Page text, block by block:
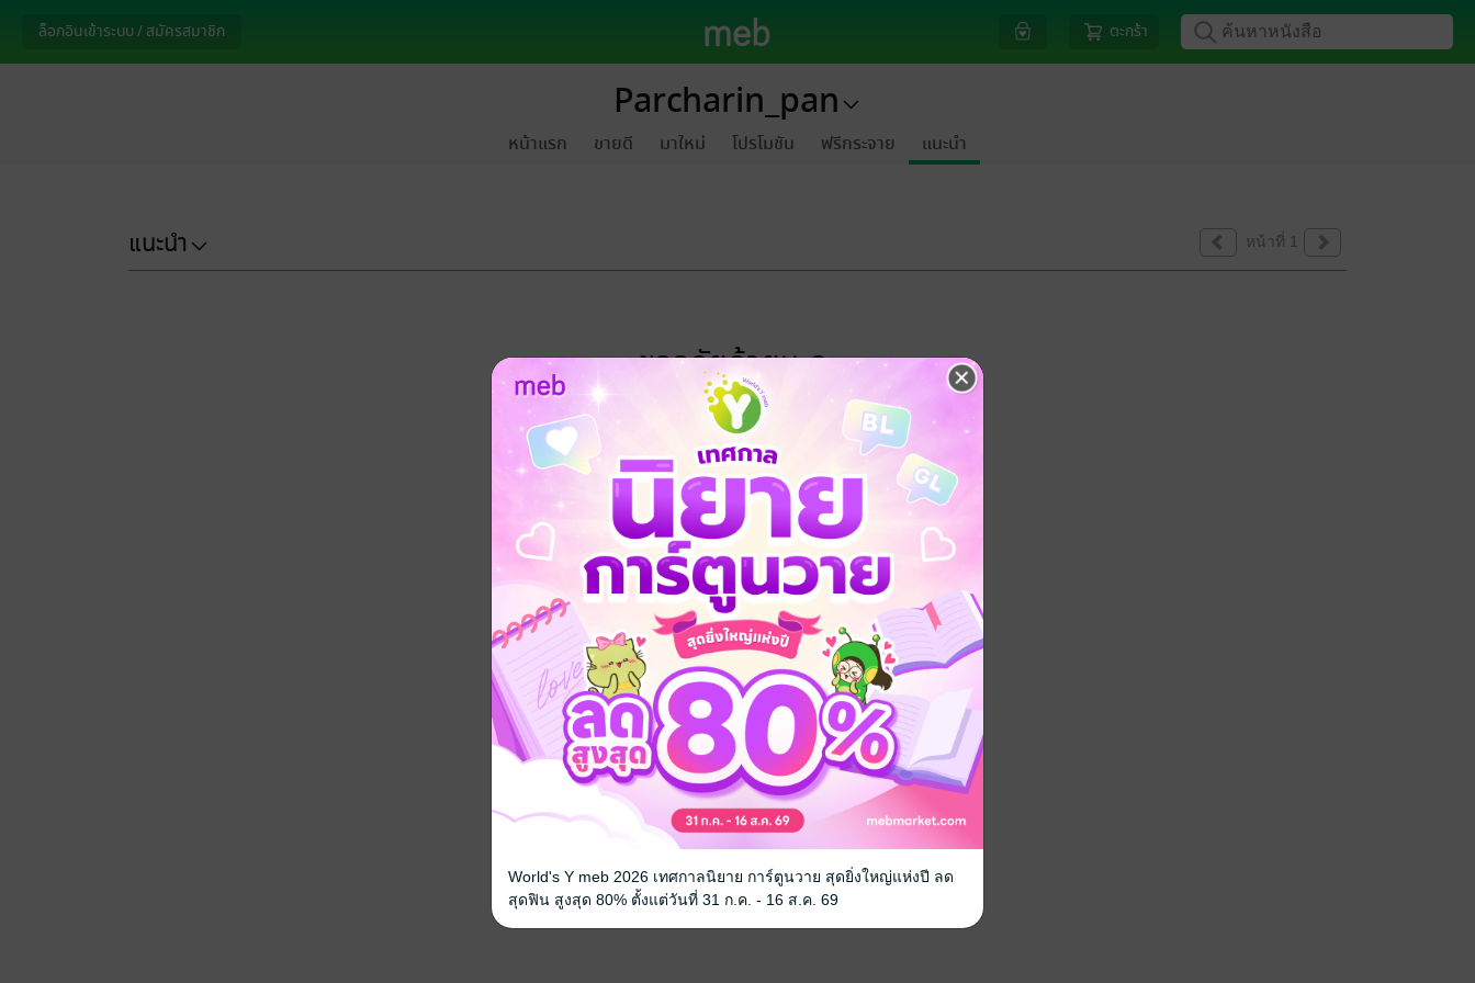
ล็อกอินเข้าระบบ / สมัครสมาชิก ตะกร้า
Parcharin_pan
หน้าแรก ขายดี มาใหม่ โปรโมชัน ฟรีกระจาย แนะนำ
แนะนำ หน้าที่ 1
ขออภัยด้วยนะคะ
ไม่พบข้อมูลในหัวข้อที่คุณกำลังชมค่ะ
World's Y meb 2026 เทศกาลนิยาย การ์ตูนวาย สุดยิ่งใหญ่แห่งปี ลด
สุดฟิน สูงสุด 80% ตั้งแต่วันที่ 31 ก.ค. - 16 ส.ค. 69